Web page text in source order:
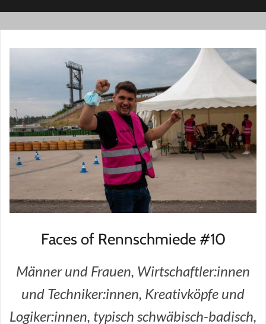
Faces of Rennschmiede #10
Männer und Frauen, Wirtschaftler:innen
und Techniker:innen, Kreativköpfe und
Logiker:innen, typisch schwäbisch-badisch,